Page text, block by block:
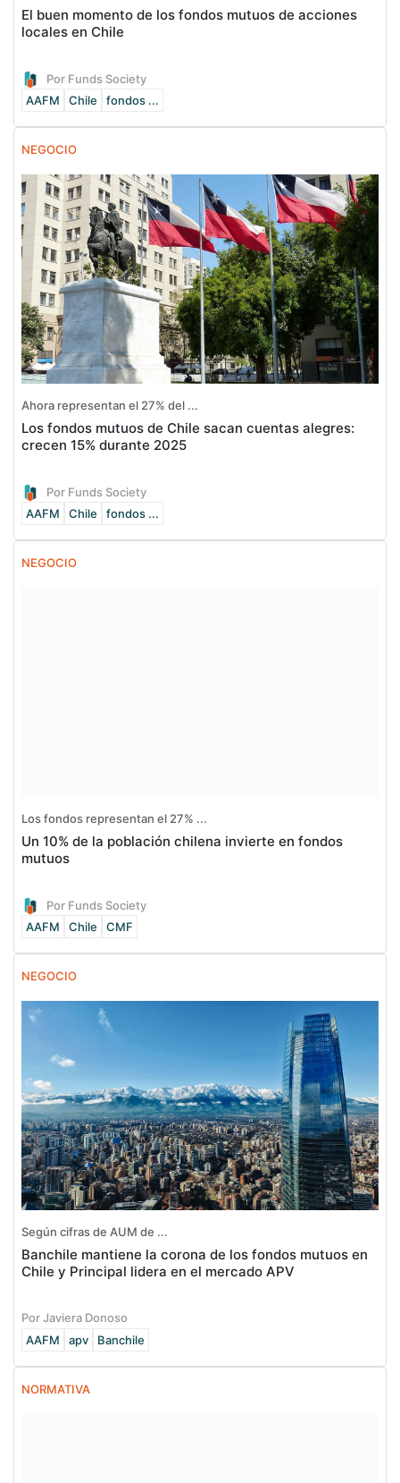
El buen momento de los fondos mutuos de acciones
locales en Chile
Por Funds Society
AAFM
Chile fondos ...
NEGOCIO
Ahora representan el 27% del ...
Los fondos mutuos de Chile sacan cuentas alegres:
crecen 15% durante 2025
Por Funds Society
AAFM
Chile fondos ...
NEGOCIO
Los fondos representan el 27% ...
Un 10% de la población chilena invierte en fondos
mutuos
Por Funds Society
AAFM
Chile CMF
NEGOCIO
Según cifras de AUM de ...
Banchile mantiene la corona de los fondos mutuos en
Chile y Principal lidera en el mercado APV
Por Javiera Donoso
AAFM
apv Banchile
NORMATIVA